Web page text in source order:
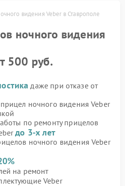
видения Veber в Ставрополе
ночного видения
500 руб.
даже при отказе от
ночного видения Veber
по ремонту прицелов
до 3-х лет
ночного видения Veber
на ремонт
Veber